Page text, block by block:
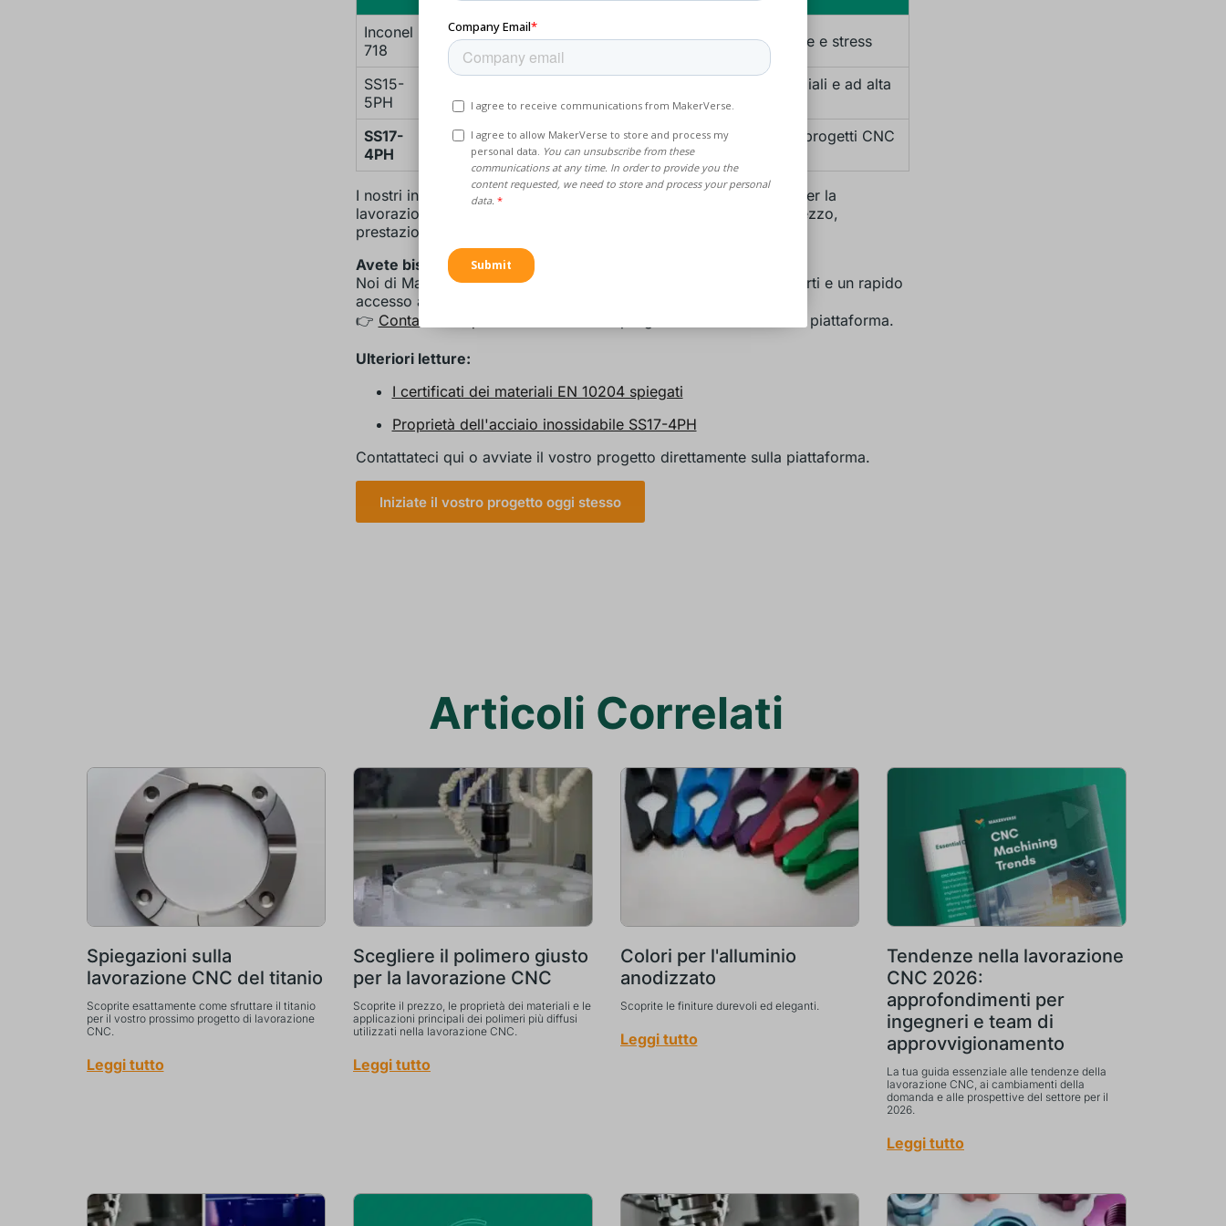
Inconel
718
Più difficile da
reperire
$$$$$ Ambienti ad alto calore e stress
SS15-
5PH
$$$
Applicazioni aerospaziali e ad alta
resistenza
SS17-
4PH
Ampiamente
disponibile
$$
La maggior parte dei progetti CNC
generali
I nostri ingegneri raccomandano l'SS17-4PH come scelta ideale per la
lavorazione CNC in Europa, grazie al suo ottimo equilibrio tra prezzo,
prestazioni e disponibilità.
Avete bisogno di aiuto per scegliere il materiale CNC giusto?
Noi di MakerVerse siamo qui per supportarvi con consigli di esperti e un rapido
accesso a fornitori affidabili.
👉 Contattateci qui o avviare il vostro progetto direttamente sulla piattaforma.
Ulteriori letture:
I certificati dei materiali EN 10204 spiegati
Proprietà dell'acciaio inossidabile SS17-4PH
Contattateci qui o avviate il vostro progetto direttamente sulla piattaforma.
Iniziate il vostro progetto oggi stesso
Articoli Correlati
Spiegazioni sulla
lavorazione CNC del titanio
Scoprite esattamente come sfruttare il titanio
per il vostro prossimo progetto di lavorazione
CNC.
Leggi tutto
Scegliere il polimero giusto
per la lavorazione CNC
Scoprite il prezzo, le proprietà dei materiali e le
applicazioni principali dei polimeri più diffusi
utilizzati nella lavorazione CNC.
Leggi tutto
Colori per l'alluminio
anodizzato
Scoprite le finiture durevoli ed eleganti.
Leggi tutto
Tendenze nella lavorazione
CNC 2026:
approfondimenti per
ingegneri e team di
approvvigionamento
La tua guida essenziale alle tendenze della
lavorazione CNC, ai cambiamenti della
domanda e alle prospettive del settore per il
2026.
Leggi tutto